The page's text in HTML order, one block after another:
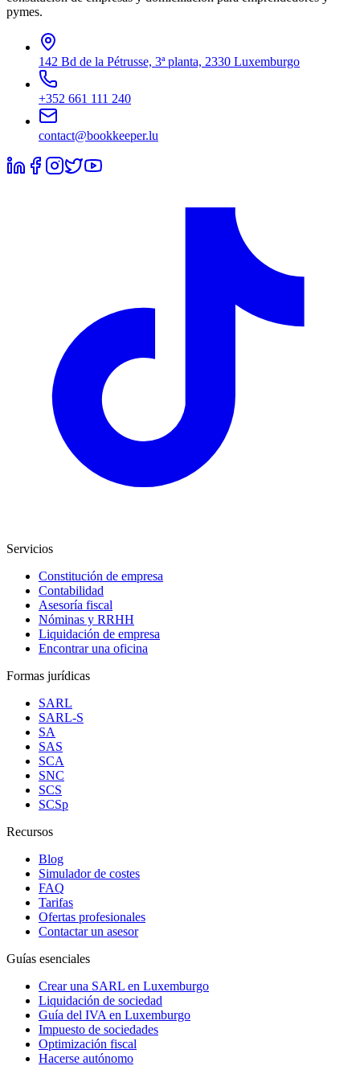
pymes.
142 Bd de la Pétrusse, 3ª planta, 2330 Luxemburgo
+352 661 111 240
contact@bookkeeper.lu
Servicios
Constitución de empresa
Contabilidad
Asesoría fiscal
Nóminas y RRHH
Liquidación de empresa
Encontrar una oficina
Formas jurídicas
SARL
SARL-S
SA
SAS
SCA
SNC
SCS
SCSp
Recursos
Blog
Simulador de costes
FAQ
Tarifas
Ofertas profesionales
Contactar un asesor
Guías esenciales
Crear una SARL en Luxemburgo
Liquidación de sociedad
Guía del IVA en Luxemburgo
Impuesto de sociedades
Optimización fiscal
Hacerse autónomo